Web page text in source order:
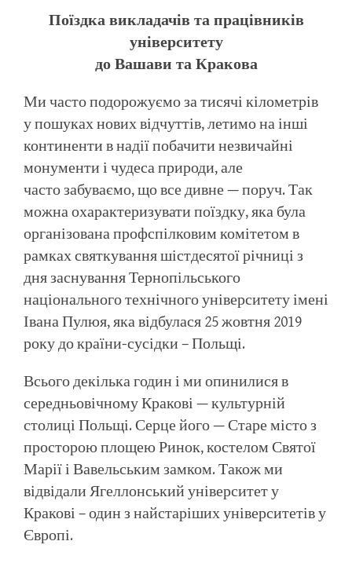
Поїздка викладачів та працівників
університету
до Вашави та Кракова
Ми часто подорожуємо за тисячі кілометрів
у пошуках нових відчуттів, летимо на інші
континенти в надії побачити незвичайні
монументи і чудеса природи, але
часто забуваємо, що все дивне — поруч. Так
можна охарактеризувати поїздку, яка була
організована профспілковим комітетом в
рамках святкування шістдесятої річниці з
дня заснування Тернопільського
національного технічного університету імені
Івана Пулюя, яка відбулася 25 жовтня 2019
року до країни-сусідки – Польщі.
Всього декілька годин і ми опинилися в
середньовічному Кракові — культурній
столиці Польщі. Серце його — Старе місто з
просторою площею Ринок, костелом Святої
Марії і Вавельським замком. Також ми
відвідали Ягеллонський університет у
Кракові – один з найстаріших університетів у
Європі.